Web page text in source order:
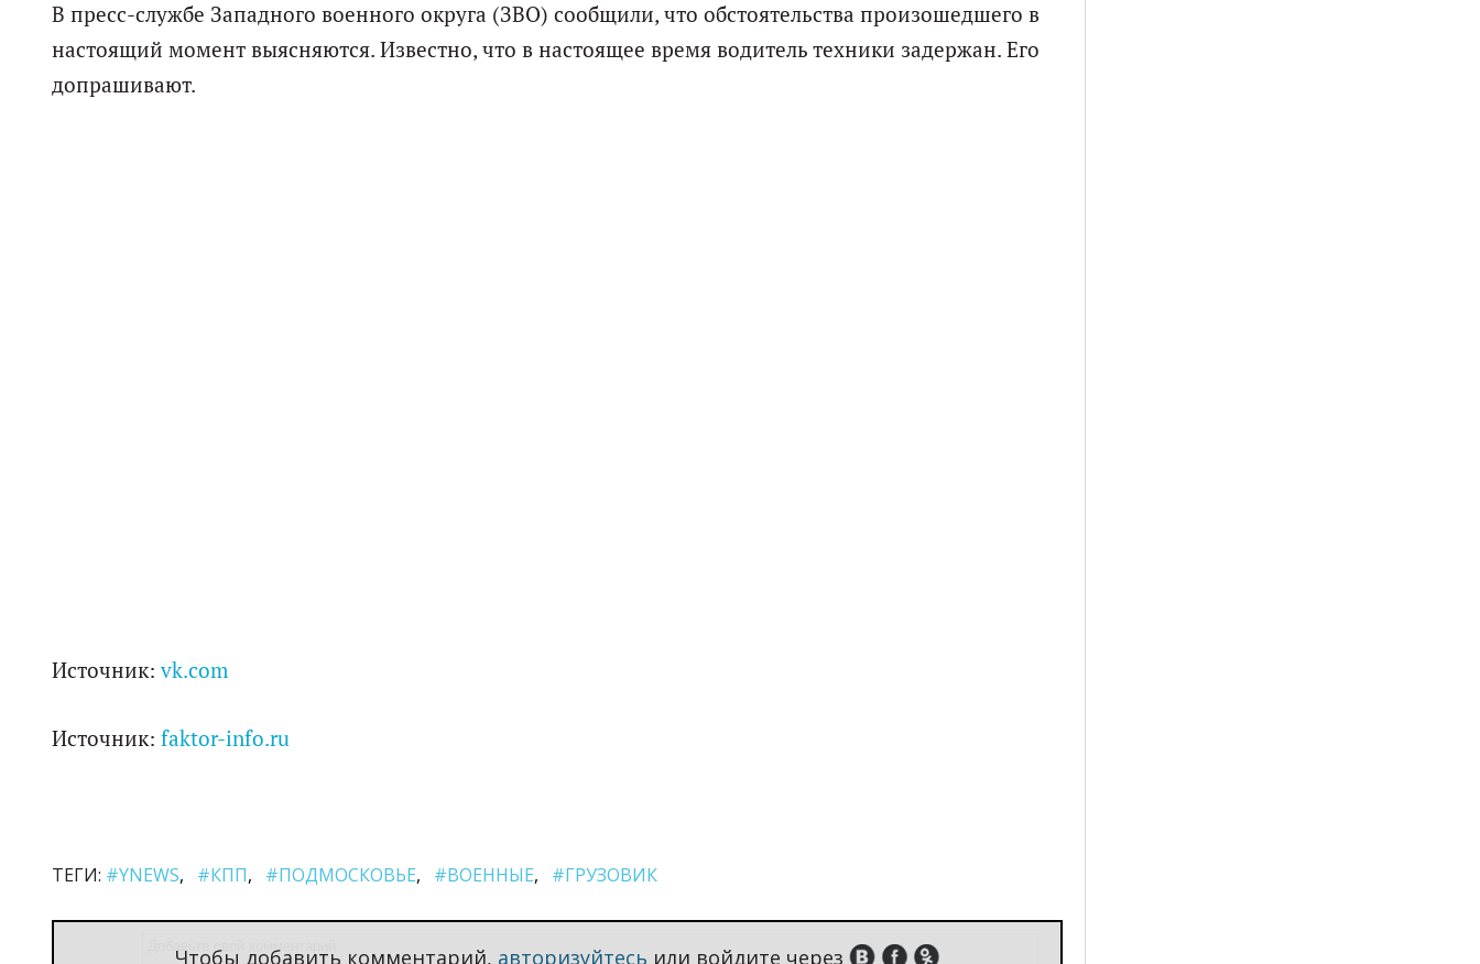
В пресс-службе Западного военного округа (ЗВО) сообщили, что обстоятельства произошедшего в
настоящий момент выясняются. Известно, что в настоящее время водитель техники задержан. Его
допрашивают.
Источник:vk.com
Источник: faktor-info.ru
ТЕГИ: #YNEWS #КПП #ПОДМОСКОВЬЕ #ВОЕННЫЕ #ГРУЗОВИК
Чтобы добавить комментарий, авторизуйтесь или войдите через